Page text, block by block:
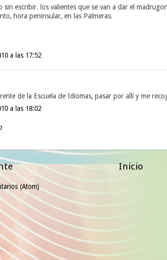
sin escribir. los valientes que se van a dar el
hora peninsular, en las Palmeras.
a las 17:52
de la Escuela de Idiomas, pasar por allí y me
a las 18:02
Inicio
(Atom)